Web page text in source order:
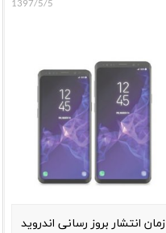
1397/5/5
زمان انتشار بروز رسانی اندروید